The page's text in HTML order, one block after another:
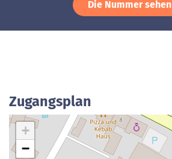
Die Nummer sehen
Zugangsplan
+
−